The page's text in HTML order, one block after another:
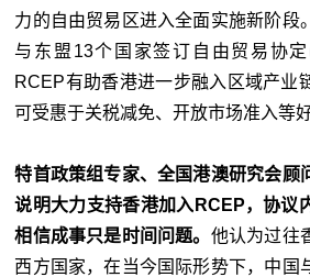
力的自由贸易区进入全面实施新阶段
与东盟13个国家签订自由贸易协
RCEP有助香港进一步融入区域产业
可受惠于关税减免、开放市场准入等好
特首政策组专家、全国港澳研究会顾
说明大力支持香港加入RCEP，协议
相信成事只是时间问题。 他认为过往
西方国家，在当今国际形势下，中国